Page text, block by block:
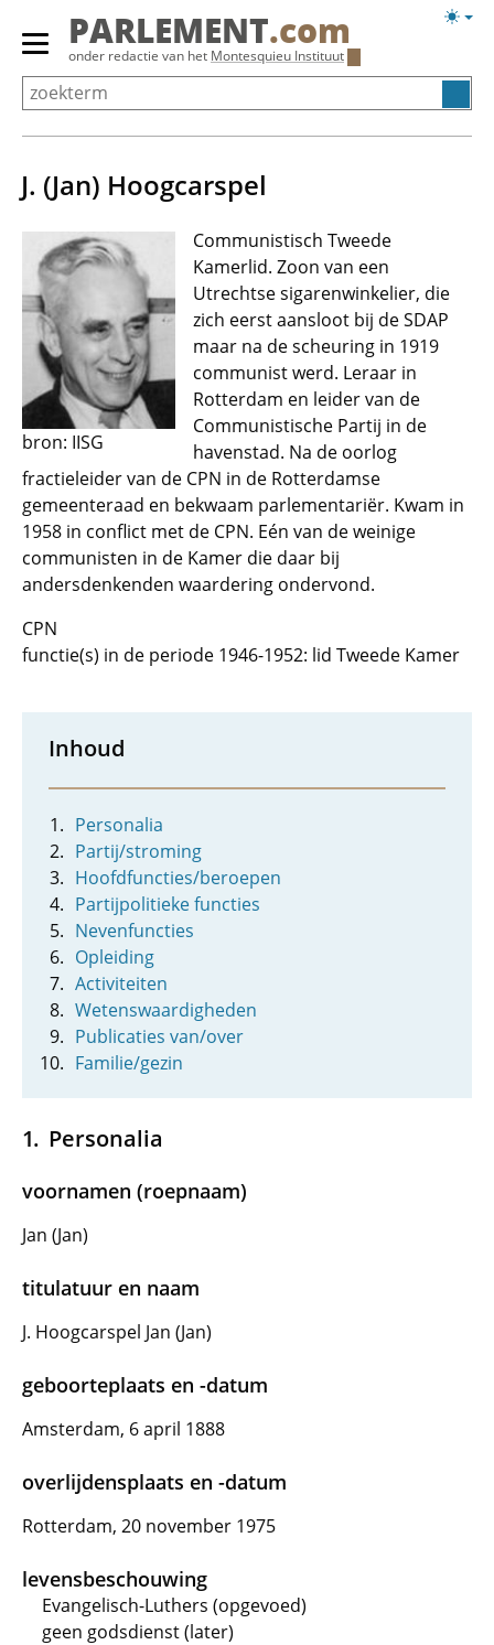
Overslaan
Primair
menu
tonen/verbergen
PARLEMENT.com
onder redactie van het Montesquieu Instituut
J. (Jan) Hoogcarspel
bron: IISG
Communistisch Tweede
Kamerlid. Zoon van een
Utrechtse sigarenwinkelier, die
zich eerst aansloot bij de SDAP
maar na de scheuring in 1919
communist werd. Leraar in
Rotterdam en leider van de
Communistische Partij in de
havenstad. Na de oorlog
fractieleider van de CPN in de Rotterdamse
gemeenteraad en bekwaam parlementariër. Kwam in
1958 in conflict met de CPN. Eén van de weinige
communisten in de Kamer die daar bij
andersdenkenden waardering ondervond.
CPN
functie(s) in de periode 1946-1952: lid Tweede Kamer
Inhoud
Personalia
Partij/stroming
Hoofdfuncties/beroepen
Partijpolitieke functies
Nevenfuncties
Opleiding
Activiteiten
Wetenswaardigheden
Publicaties van/over
Familie/gezin
Personalia
voornamen (roepnaam)
Jan (Jan)
titulatuur en naam
J. Hoogcarspel Jan (Jan)
geboorteplaats en -datum
Amsterdam, 6 april 1888
overlijdensplaats en -datum
Rotterdam, 20 november 1975
levensbeschouwing
Evangelisch-Luthers (opgevoed)
geen godsdienst (later)